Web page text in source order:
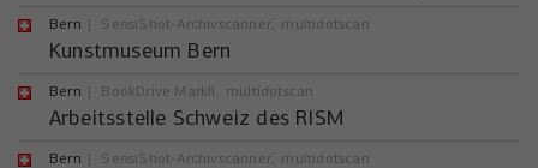
Bern SensiShot-Archivscanner multidotscan
Kunstmuseum Bern
Bern BookDrive MarkII multidotscan
Arbeitsstelle Schweiz des RISM
Bern SensiShot-Archivscanner multidotscan